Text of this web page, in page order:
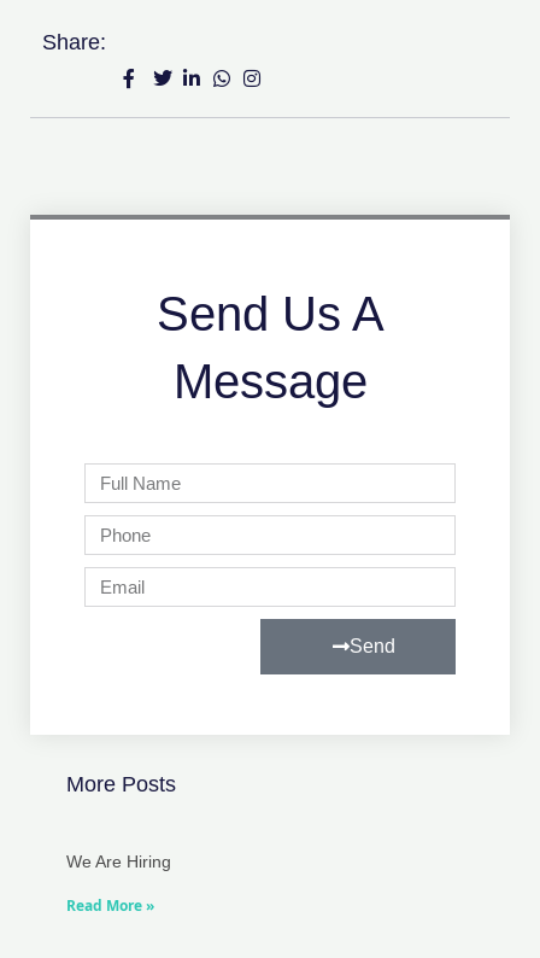
Share:
Send Us A
Message
Full
Name
Phone
Email
Send
More Posts
We Are Hiring
Read More »